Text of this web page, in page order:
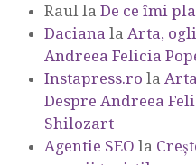
Raul la De ce îmi
Daciana la Arta,
Andreea Felicia
Instapress.ro la
Despre Andreea
Shilozart
Agentie SEO la